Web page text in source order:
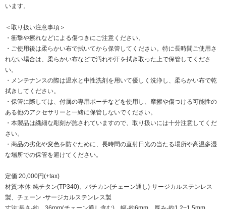
います。
＜取り扱い注意事項＞
・衝撃や擦れなどによる傷つきにご注意ください。
・ご使用後は柔らかい布で拭いてから保管してください。特に長時間ご使用さ
れない場合は、柔らかい布などで汚れや汗を拭き取った上で保管してくださ
い。
・メンテナンスの際は温水と中性洗剤を用いて優しく洗浄し、柔らかい布で乾
拭きしてください。
・保管に際しては、付属の専用ポーチなどを使用し、摩擦や傷つける可能性の
ある他のアクセサリーと一緒に保管しないでください。
・本製品は繊細な彫刻が施されていますので、取り扱いには十分注意してくだ
さい。
・商品の劣化や変色を防ぐために、長時間の直射日光の当たる場所や高温多湿
な場所での保管を避けてください。
定価:20,000円(+tax)
材質:本体-純チタン(TP340)、バチカン(チェーン通し)-サージカルステンレス
製、チェーン -サージカルステンレス製